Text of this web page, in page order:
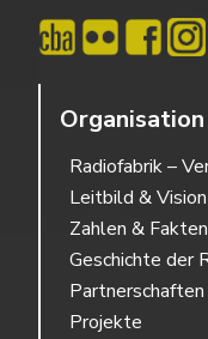
Organisation
Radiofabrik –
Leitbild & Vision
Zahlen & Fakten
Geschichte der
Projekte